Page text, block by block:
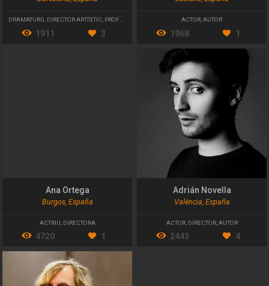
DRAMATURG DIRECTOR ARTÍSTIC PROFESSOR
1911 3
ACTOR AUTOR
1968 1
Ana Ortega
Burgos, España
ACTRIU DIRECTORA
4720 1
Adrián Novella
València, España
ACTOR, DIRECTOR, AUTOR
2443 4